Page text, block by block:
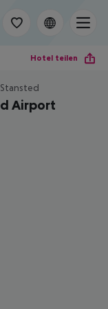
Hotel teilen
Airport